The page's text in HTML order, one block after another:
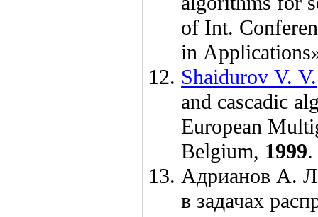
of Int.
in
Shaidurov V. V.
and cascadic
European
Belgium, 1999
Адрианов А.
в задачах